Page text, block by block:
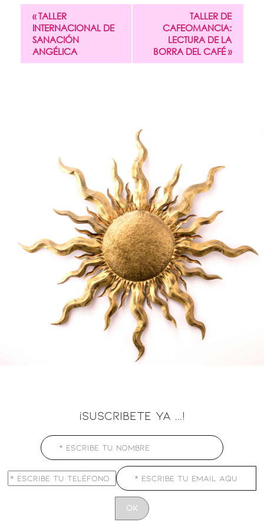
«TALLER
INTERNACIONAL DE
SANACIÓN
ANGÉLICA
TALLER DE
CAFEOMANCIA:
LECTURA DE LA
BORRA DEL CAFÉ»
¡SUSCRIBETE YA ...!